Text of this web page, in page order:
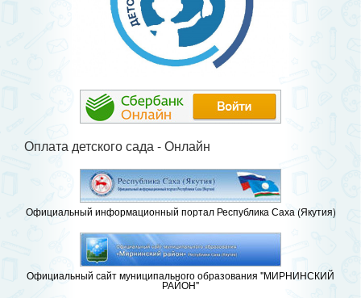
Оплата детского сада - Онлайн
Официальный информационный портал Республика Саха (Якутия)
Официальный сайт муниципального образования "МИРНИНСКИЙ
РАЙОН"